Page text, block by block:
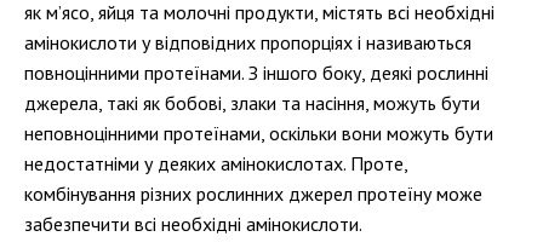
як м’ясо, яйця та молочні продукти, містять всі необхідні
амінокислоти у відповідних пропорціях і називаються
повноцінними протеїнами. З іншого боку, деякі рослинні
джерела, такі як бобові, злаки та насіння, можуть бути
неповноцінними протеїнами, оскільки вони можуть бути
недостатніми у деяких амінокислотах. Проте,
комбінування різних рослинних джерел протеїну може
забезпечити всі необхідні амінокислоти.